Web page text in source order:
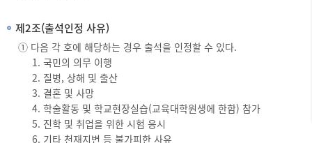
제2조(출석인정 사유)
① 다음 각 호에 해당하는 경우 출석을 인정할 수 있다.
국민의 의무 이행
질병, 상해 및 출산
결혼 및 사망
학술활동 및 학교현장실습(교육대학원생에 한함) 참가
진학 및 취업을 위한 시험 응시
기타 천재지변 등 불가피한 사유